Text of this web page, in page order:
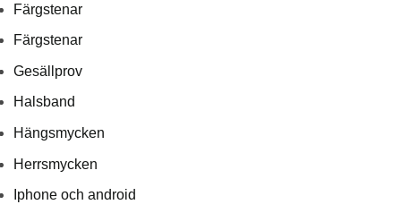
Färgstenar
Färgstenar
Gesällprov
Halsband
Hängsmycken
Herrsmycken
Iphone och android